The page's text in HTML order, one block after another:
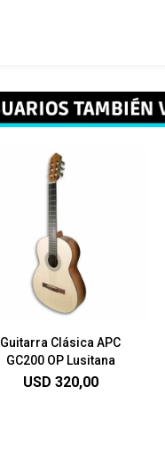
Guitarra Clásica APC
GC200 OP Lusitana
USD 320,00